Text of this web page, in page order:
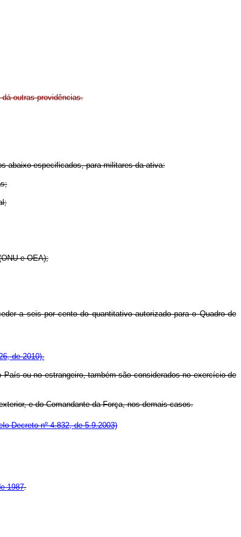
outras providências.
abaixo especificados, para militares da ativa:
e OEA);
a seis por cento do quantitativo autorizado para o Quadro de
de 2010).
ou no estrangeiro, também são considerados no exercício de
e do Comandante da Força, nos demais casos.
Decreto nº 4.832, de 5.9.2003)
1987.